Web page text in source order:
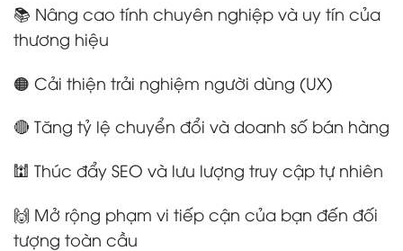
📚 Nâng cao tính chuyên nghiệp và uy tín của
thương hiệu
🟠 Cải thiện trải nghiệm người dùng (UX)
🔴 Tăng tỷ lệ chuyển đổi và doanh số bán hàng
🕍 Thúc đẩy SEO và lưu lượng truy cập tự nhiên
🙌 Mở rộng phạm vi tiếp cận của bạn đến đối
tượng toàn cầu